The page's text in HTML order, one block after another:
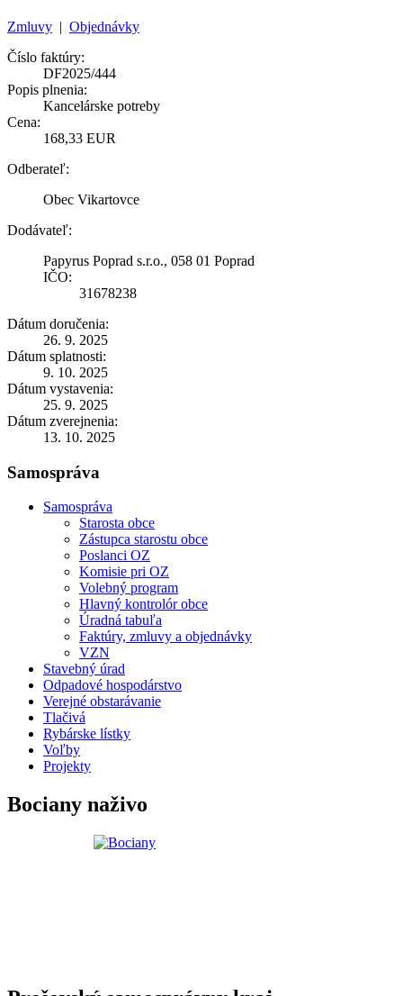
Zmluvy | Objednávky
Číslo faktúry:
DF2025/444
Popis plnenia:
Kancelárske potreby
Cena:
168,33 EUR
Odberateľ:
Obec Vikartovce
Dodávateľ:
Papyrus Poprad s.r.o., 058 01 Poprad
IČO:
31678238
Dátum doručenia:
26. 9. 2025
Dátum splatnosti:
9. 10. 2025
Dátum vystavenia:
25. 9. 2025
Dátum zverejnenia:
13. 10. 2025
Samospráva
Samospráva
Starosta obce
Zástupca starostu obce
Poslanci OZ
Komisie pri OZ
Volebný program
Hlavný kontrolór obce
Úradná tabuľa
Faktúry, zmluvy a objednávky
VZN
Stavebný úrad
Odpadové hospodárstvo
Verejné obstarávanie
Tlačivá
Rybárske lístky
Voľby
Projekty
Bociany naživo